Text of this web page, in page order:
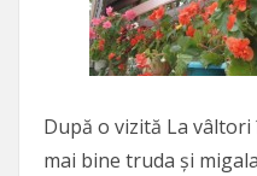
După o vizită La
mai bine truda și